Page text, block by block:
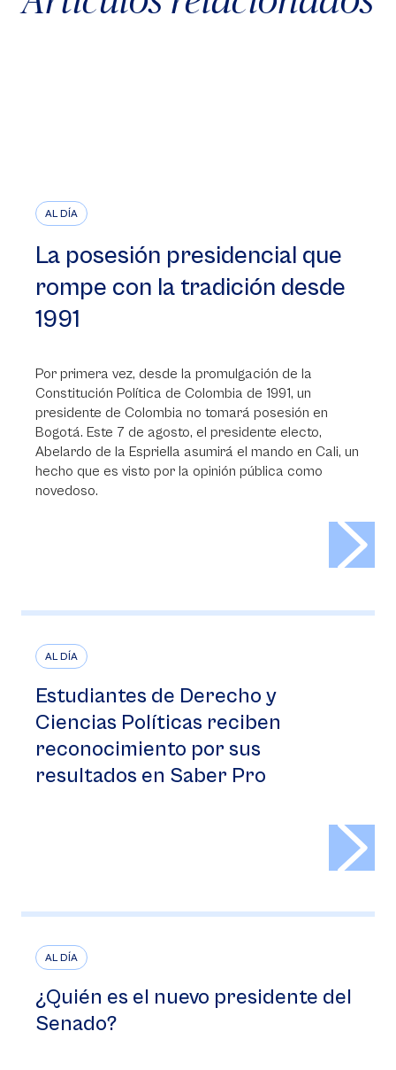
AL DÍA
La posesión presidencial que
rompe con la tradición desde
1991
Por primera vez, desde la promulgación de la
Constitución Política de Colombia de 1991, un
presidente de Colombia no tomará posesión en
Bogotá. Este 7 de agosto, el presidente electo,
Abelardo de la Espriella asumirá el mando en Cali, un
hecho que es visto por la opinión pública como
novedoso.
AL DÍA
Estudiantes de Derecho y
Ciencias Políticas reciben
reconocimiento por sus
resultados en Saber Pro
AL DÍA
¿Quién es el nuevo presidente del
Senado?